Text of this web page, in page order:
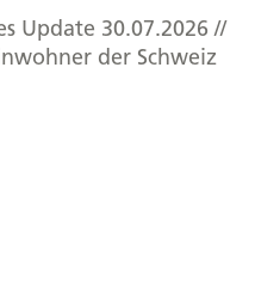
Update 30.07.2026 //
der Schweiz